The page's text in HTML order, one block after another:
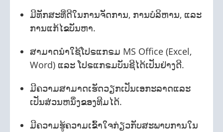
ມີທັກສະທີ່ດີໃນການຈັດການ, ການບໍລິຫານ, ແລະ
ການແກ້ໄຂບັນຫາ.
ສາມາດນໍາໃຊ້ໂປຣແກຣມ MS Office (Excel,
Word) ແລະ ໂປຣແກຣມບັນຊີໄດ້ເປັນຢ່າງດີ.
ມີຄວາມສາມາດເຮັດວຽກເປັນເອກະລາດແລະ
ເປັນສ່ວນຫນຶ່ງຂອງທີມໄດ້.
ມີຄວາມຮູ້ຄວາມເຂົ້າໃຈກ່ຽວກັບສະພາບການໃນ